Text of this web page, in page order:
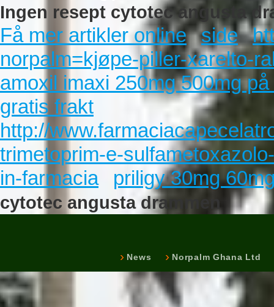
Ingen resept cytotec angusta
Få mer artikler online side
norpalm=kjøpe-piller-xarelto-
amoxil imaxi 250mg 500mg
gratis frakt
http://
trimetoprim-e-
in-farmacia
priligy 30mg
cytotec angusta drammen
News Norpalm Ghana Ltd